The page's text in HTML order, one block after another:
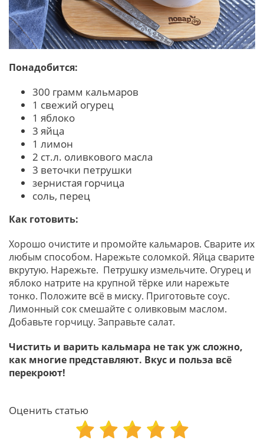
Понадобится:
300 грамм кальмаров
1 свежий огурец
1 яблоко
3 яйца
1 лимон
2 ст.л. оливкового масла
3 веточки петрушки
зернистая горчица
соль, перец
Как готовить:
Хорошо очистите и промойте кальмаров. Сварите их
любым способом. Нарежьте соломкой. Яйца сварите
вкрутую. Нарежьте. Петрушку измельчите. Огурец и
яблоко натрите на крупной тёрке или нарежьте
тонко. Положите всё в миску. Приготовьте соус.
Лимонный сок смешайте с оливковым маслом.
Добавьте горчицу. Заправьте салат.
Чистить и варить кальмара не так уж сложно,
как многие представляют. Вкус и польза всё
перекроют!
Оценить статью